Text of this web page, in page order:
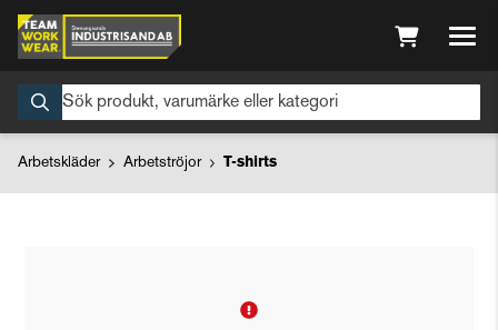
Arbetskläder Arbetströjor T-shirts